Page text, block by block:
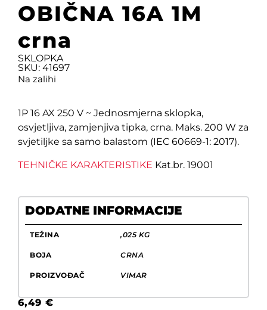
OBIČNA 16A 1M
crna
SKLOPKA
SKU: 41697
Na zalihi
1P 16 AX 250 V ~ Jednosmjerna sklopka,
osvjetljiva, zamjenjiva tipka, crna. Maks. 200 W za
svjetiljke sa samo balastom (IEC 60669-1: 2017).
TEHNIČKE KARAKTERISTIKE Kat.br. 19001
DODATNE INFORMACIJE
TEŽINA ,025 KG
BOJA CRNA
PROIZVOĐAČ VIMAR
6,49 €